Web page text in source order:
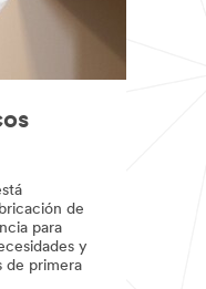
de
para
y
de primera